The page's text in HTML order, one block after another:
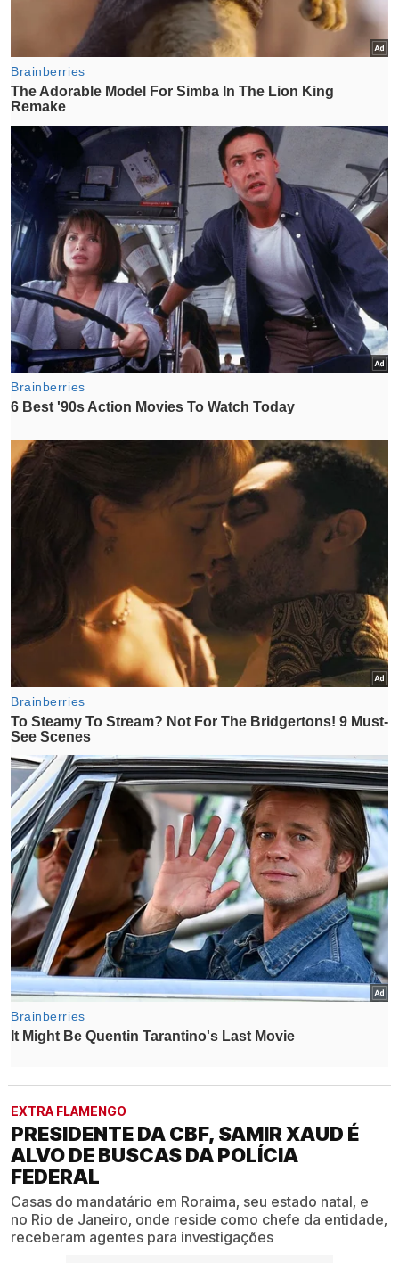
EXTRA FLAMENGO
PRESIDENTE DA CBF, SAMIR XAUD É
ALVO DE BUSCAS DA POLÍCIA
FEDERAL
Casas do mandatário em Roraima, seu estado natal, e
no Rio de Janeiro, onde reside como chefe da entidade,
receberam agentes para investigações